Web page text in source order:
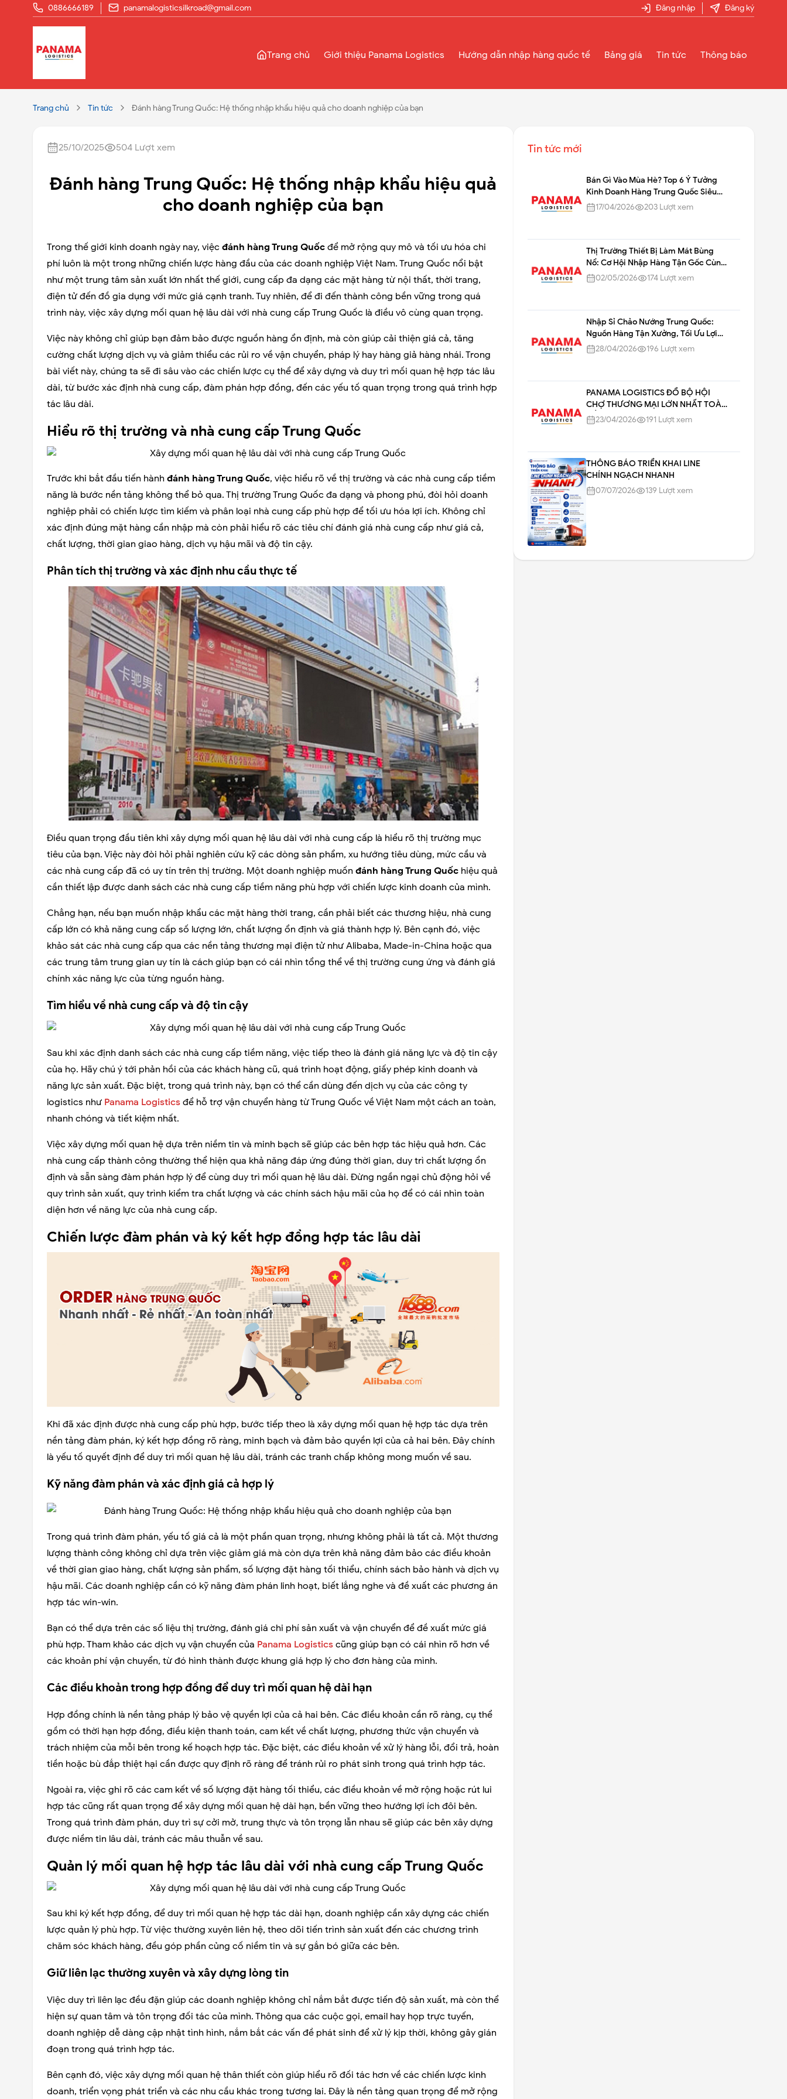
0886666189 panamalogisticsilkroad@gmail.com Đăng nhập Đăng ký
Trang chủ Giới thiệu Panama Logistics Hướng dẫn nhập hàng quốc tế Bảng giá Tin tức Thông báo
Trang chủ Tin tức Đánh hàng Trung Quốc: Hệ thống nhập khẩu hiệu quả cho doanh nghiệp của bạn
25/10/2025 504 Lượt xem
Đánh hàng Trung Quốc: Hệ thống nhập khẩu hiệu quả
cho doanh nghiệp của bạn
Trong thế giới kinh doanh ngày nay, việc đánh hàng Trung Quốc để mở rộng quy mô và tối ưu hóa chi
phí luôn là một trong những chiến lược hàng đầu của các doanh nghiệp Việt Nam. Trung Quốc nổi bật
như một trung tâm sản xuất lớn nhất thế giới, cung cấp đa dạng các mặt hàng từ nội thất, thời trang,
điện tử đến đồ gia dụng với mức giá cạnh tranh. Tuy nhiên, để đi đến thành công bền vững trong quá
trình này, việc xây dựng mối quan hệ lâu dài với nhà cung cấp Trung Quốc là điều vô cùng quan trọng.
Việc này không chỉ giúp bạn đảm bảo được nguồn hàng ổn định, mà còn giúp cải thiện giá cả, tăng
cường chất lượng dịch vụ và giảm thiểu các rủi ro về vận chuyển, pháp lý hay hàng giả hàng nhái. Trong
bài viết này, chúng ta sẽ đi sâu vào các chiến lược cụ thể để xây dựng và duy trì mối quan hệ hợp tác lâu
dài, từ bước xác định nhà cung cấp, đàm phán hợp đồng, đến các yếu tố quan trọng trong quá trình hợp
tác lâu dài.
Hiểu rõ thị trường và nhà cung cấp Trung Quốc
Trước khi bắt đầu tiến hành đánh hàng Trung Quốc, việc hiểu rõ về thị trường và các nhà cung cấp tiềm
năng là bước nền tảng không thể bỏ qua. Thị trường Trung Quốc đa dạng và phong phú, đòi hỏi doanh
nghiệp phải có chiến lược tìm kiếm và phân loại nhà cung cấp phù hợp để tối ưu hóa lợi ích. Không chỉ
xác định đúng mặt hàng cần nhập mà còn phải hiểu rõ các tiêu chí đánh giá nhà cung cấp như giá cả,
chất lượng, thời gian giao hàng, dịch vụ hậu mãi và độ tin cậy.
Phân tích thị trường và xác định nhu cầu thực tế
Điều quan trọng đầu tiên khi xây dựng mối quan hệ lâu dài với nhà cung cấp là hiểu rõ thị trường mục
tiêu của bạn. Việc này đòi hỏi phải nghiên cứu kỹ các dòng sản phẩm, xu hướng tiêu dùng, mức cầu và
các nhà cung cấp đã có uy tín trên thị trường. Một doanh nghiệp muốn đánh hàng Trung Quốc hiệu quả
cần thiết lập được danh sách các nhà cung cấp tiềm năng phù hợp với chiến lược kinh doanh của mình.
Chẳng hạn, nếu bạn muốn nhập khẩu các mặt hàng thời trang, cần phải biết các thương hiệu, nhà cung
cấp lớn có khả năng cung cấp số lượng lớn, chất lượng ổn định và giá thành hợp lý. Bên cạnh đó, việc
khảo sát các nhà cung cấp qua các nền tảng thương mại điện tử như Alibaba, Made-in-China hoặc qua
các trung tâm trung gian uy tín là cách giúp bạn có cái nhìn tổng thể về thị trường cung ứng và đánh giá
chính xác năng lực của từng nguồn hàng.
Tìm hiểu về nhà cung cấp và độ tin cậy
Sau khi xác định danh sách các nhà cung cấp tiềm năng, việc tiếp theo là đánh giá năng lực và độ tin cậy
của họ. Hãy chú ý tới phản hồi của các khách hàng cũ, quá trình hoạt động, giấy phép kinh doanh và
năng lực sản xuất. Đặc biệt, trong quá trình này, bạn có thể cần dùng đến dịch vụ của các công ty
logistics như Panama Logistics để hỗ trợ vận chuyển hàng từ Trung Quốc về Việt Nam một cách an toàn,
nhanh chóng và tiết kiệm nhất.
Việc xây dựng mối quan hệ dựa trên niềm tin và minh bạch sẽ giúp các bên hợp tác hiệu quả hơn. Các
nhà cung cấp thành công thường thể hiện qua khả năng đáp ứng đúng thời gian, duy trì chất lượng ổn
định và sẵn sàng đàm phán hợp lý để cùng duy trì mối quan hệ lâu dài. Đừng ngần ngại chủ động hỏi về
quy trình sản xuất, quy trình kiểm tra chất lượng và các chính sách hậu mãi của họ để có cái nhìn toàn
diện hơn về năng lực của nhà cung cấp.
Chiến lược đàm phán và ký kết hợp đồng hợp tác lâu dài
Khi đã xác định được nhà cung cấp phù hợp, bước tiếp theo là xây dựng mối quan hệ hợp tác dựa trên
nền tảng đàm phán, ký kết hợp đồng rõ ràng, minh bạch và đảm bảo quyền lợi của cả hai bên. Đây chính
là yếu tố quyết định để duy trì mối quan hệ lâu dài, tránh các tranh chấp không mong muốn về sau.
Kỹ năng đàm phán và xác định giá cả hợp lý
Trong quá trình đàm phán, yếu tố giá cả là một phần quan trọng, nhưng không phải là tất cả. Một thương
lượng thành công không chỉ dựa trên việc giảm giá mà còn dựa trên khả năng đảm bảo các điều khoản
về thời gian giao hàng, chất lượng sản phẩm, số lượng đặt hàng tối thiểu, chính sách bảo hành và dịch vụ
hậu mãi. Các doanh nghiệp cần có kỹ năng đàm phán linh hoạt, biết lắng nghe và đề xuất các phương án
hợp tác win-win.
Bạn có thể dựa trên các số liệu thị trường, đánh giá chi phí sản xuất và vận chuyển để đề xuất mức giá
phù hợp. Tham khảo các dịch vụ vận chuyển của Panama Logistics cũng giúp bạn có cái nhìn rõ hơn về
các khoản phí vận chuyển, từ đó hình thành được khung giá hợp lý cho đơn hàng của mình.
Các điều khoản trong hợp đồng để duy trì mối quan hệ dài hạn
Hợp đồng chính là nền tảng pháp lý bảo vệ quyền lợi của cả hai bên. Các điều khoản cần rõ ràng, cụ thể
gồm có thời hạn hợp đồng, điều kiện thanh toán, cam kết về chất lượng, phương thức vận chuyển và
trách nhiệm của mỗi bên trong kế hoạch hợp tác. Đặc biệt, các điều khoản về xử lý hàng lỗi, đổi trả, hoàn
tiền hoặc bù đắp thiệt hại cần được quy định rõ ràng để tránh rủi ro phát sinh trong quá trình hợp tác.
Ngoài ra, việc ghi rõ các cam kết về số lượng đặt hàng tối thiểu, các điều khoản về mở rộng hoặc rút lui
hợp tác cũng rất quan trọng để xây dựng mối quan hệ dài hạn, bền vững theo hướng lợi ích đôi bên.
Trong quá trình đàm phán, duy trì sự cởi mở, trung thực và tôn trọng lẫn nhau sẽ giúp các bên xây dựng
được niềm tin lâu dài, tránh các mâu thuẫn về sau.
Quản lý mối quan hệ hợp tác lâu dài với nhà cung cấp Trung Quốc
Sau khi ký kết hợp đồng, để duy trì mối quan hệ hợp tác dài hạn, doanh nghiệp cần xây dựng các chiến
lược quản lý phù hợp. Từ việc thường xuyên liên hệ, theo dõi tiến trình sản xuất đến các chương trình
chăm sóc khách hàng, đều góp phần củng cố niềm tin và sự gắn bó giữa các bên.
Giữ liên lạc thường xuyên và xây dựng lòng tin
Việc duy trì liên lạc đều đặn giúp các doanh nghiệp không chỉ nắm bắt được tiến độ sản xuất, mà còn thể
hiện sự quan tâm và tôn trọng đối tác của mình. Thông qua các cuộc gọi, email hay họp trực tuyến,
doanh nghiệp dễ dàng cập nhật tình hình, nắm bắt các vấn đề phát sinh để xử lý kịp thời, không gây gián
đoạn trong quá trình hợp tác.
Bên cạnh đó, việc xây dựng mối quan hệ thân thiết còn giúp hiểu rõ đối tác hơn về các chiến lược kinh
doanh, triển vọng phát triển và các nhu cầu khác trong tương lai. Đây là nền tảng quan trọng để mở rộng
Tin tức mới
Bán Gì Vào Mùa Hè? Top 6 Ý Tưởng
Kinh Doanh Hàng Trung Quốc Siêu
Lợi Nhuận
17/04/2026 203 Lượt xem
Thị Trường Thiết Bị Làm Mát Bùng
Nổ: Cơ Hội Nhập Hàng Tận Gốc Cùng
Panama Logistics Trong Mùa Hè
2026
02/05/2026 174 Lượt xem
Nhập Sỉ Chảo Nướng Trung Quốc:
Nguồn Hàng Tận Xưởng, Tối Ưu Lợi
Nhuận
28/04/2026 196 Lượt xem
PANAMA LOGISTICS ĐỔ BỘ HỘI
CHỢ THƯƠNG MẠI LỚN NHẤT TOÀN
CẦU - CANTON FAIR 139!
23/04/2026 191 Lượt xem
THÔNG BÁO TRIỂN KHAI LINE
CHÍNH NGẠCH NHANH
07/07/2026
139 Lượt xem